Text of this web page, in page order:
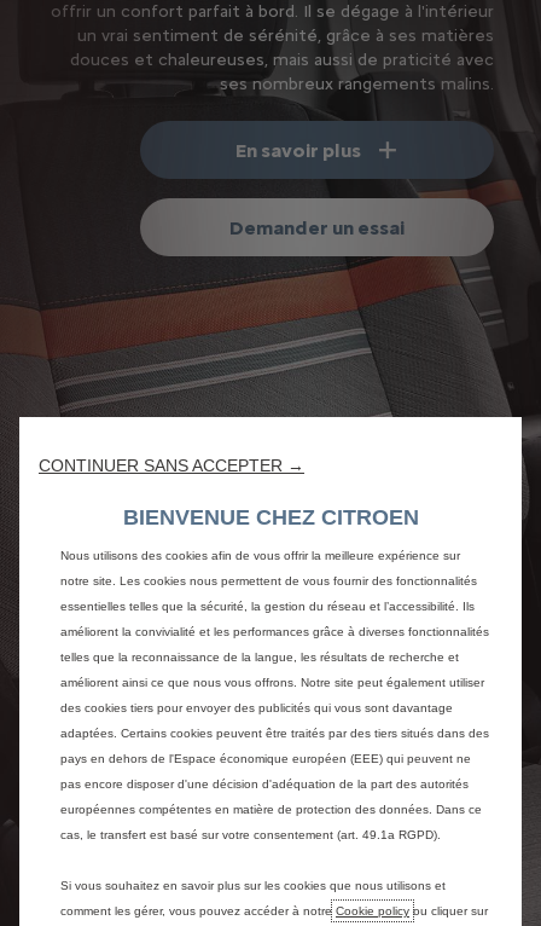
offrir un confort parfait à bord. Il se dégage à l'intérieur
un vrai sentiment de sérénité, grâce à ses matières
douces et chaleureuses, mais aussi de praticité avec
ses nombreux rangements malins.
En savoir plus
Demander un essai
CONTINUER SANS ACCEPTER →
BIENVENUE CHEZ CITROEN
Nous utilisons des cookies afin de vous offrir la meilleure expérience sur
notre site. Les cookies nous permettent de vous fournir des fonctionnalités
essentielles telles que la sécurité, la gestion du réseau et l’accessibilité. Ils
améliorent la convivialité et les performances grâce à diverses fonctionnalités
telles que la reconnaissance de la langue, les résultats de recherche et
améliorent ainsi ce que nous vous offrons. Notre site peut également utiliser
des cookies tiers pour envoyer des publicités qui vous sont davantage
adaptées. Certains cookies peuvent être traités par des tiers situés dans des
pays en dehors de l'Espace économique européen (EEE) qui peuvent ne
pas encore disposer d'une décision d'adéquation de la part des autorités
européennes compétentes en matière de protection des données. Dans ce
cas, le transfert est basé sur votre consentement (art. 49.1a RGPD).
Si vous souhaitez en savoir plus sur les cookies que nous utilisons et
comment les gérer, vous pouvez accéder à notre Cookie policy ou cliquer sur